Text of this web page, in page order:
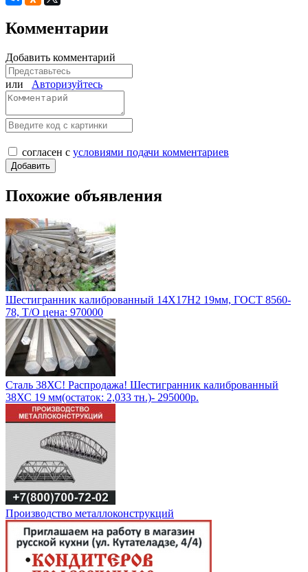
Комментарии
Добавить комментарий
или Авторизуйтесь
согласен с условиями подачи комментариев
Похожие объявления
Шестигранник калиброванный 14Х17Н2 19мм, ГОСТ 8560-
78, Т/О цена: 970000
Сталь 38ХС! Распродажа! Шестигранник калиброванный
38ХС 19 мм(остаток: 2,033 тн.)- 295000р.
Производство металлоконструкций